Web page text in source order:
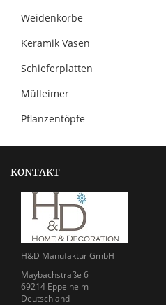
Weidenkörbe
Keramik Vasen
Schieferplatten
Mülleimer
Pflanzentöpfe
KONTAKT
H&D Manufaktur GmbH
Maybachstraße 6
69214 Eppelheim
Deutschland